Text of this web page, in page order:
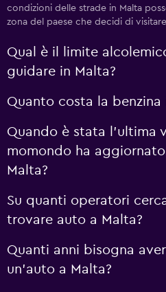
condizioni delle strade in Malta
zona del paese che decidi di
Qual è il limite
guidare in Malta?
Quanto costa la benzina
Quando è stata l'ultima
momondo ha
Malta?
Su quanti operatori
trovare auto a Malta?
Quanti anni bisogna
un'auto a Malta?